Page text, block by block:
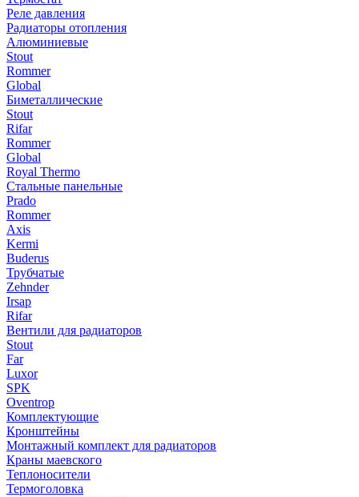
Реле давления
Радиаторы отопления
Алюминиевые
Stout
Rommer
Global
Биметаллические
Stout
Rifar
Rommer
Global
Royal Thermo
Стальные панельные
Prado
Rommer
Axis
Kermi
Buderus
Трубчатые
Zehnder
Irsap
Rifar
Вентили для радиаторов
Stout
Far
Luxor
SPK
Oventrop
Комплектующие
Кронштейны
Монтажный комплект для радиаторов
Краны маевского
Теплоносители
Термоголовка